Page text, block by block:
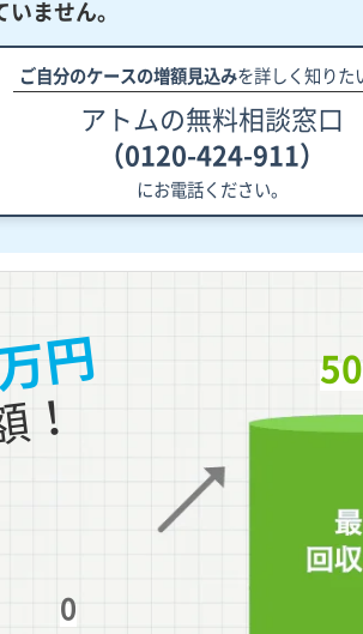
ません。
ご自分のケースの増額見込みを詳しく知りた
アトムの無料相談窓口
（0120-424-911）
にお電話ください。
円
！
0